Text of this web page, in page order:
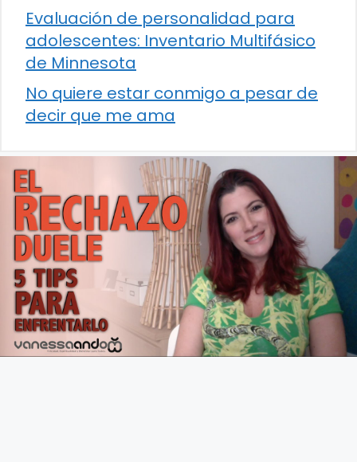
Evaluación de personalidad para
adolescentes: Inventario Multifásico
de Minnesota
No quiere estar conmigo a pesar de
decir que me ama